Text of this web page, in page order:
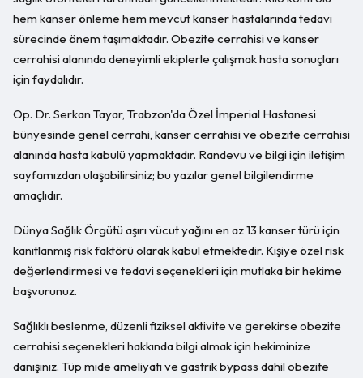
hem kanser önleme hem mevcut kanser hastalarında tedavi
sürecinde önem taşımaktadır. Obezite cerrahisi ve kanser
cerrahisi alanında deneyimli ekiplerle çalışmak hasta sonuçları
için faydalıdır.
Op. Dr. Serkan Tayar, Trabzon'da Özel İmperial Hastanesi
bünyesinde genel cerrahi, kanser cerrahisi ve obezite cerrahisi
alanında hasta kabulü yapmaktadır. Randevu ve bilgi için iletişim
sayfamızdan ulaşabilirsiniz; bu yazılar genel bilgilendirme
amaçlıdır.
Dünya Sağlık Örgütü aşırı vücut yağını en az 13 kanser türü için
kanıtlanmış risk faktörü olarak kabul etmektedir. Kişiye özel risk
değerlendirmesi ve tedavi seçenekleri için mutlaka bir hekime
başvurunuz.
Sağlıklı beslenme, düzenli fiziksel aktivite ve gerekirse obezite
cerrahisi seçenekleri hakkında bilgi almak için hekiminize
danışınız. Tüp mide ameliyatı ve gastrik bypass dahil obezite